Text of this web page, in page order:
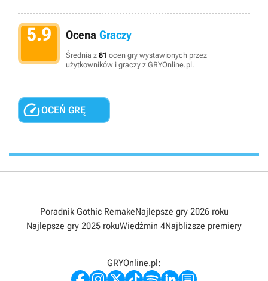
5.9 Ocena Graczy
Średnia z 81 ocen gry wystawionych przez
użytkowników i graczy z GRYOnline.pl.
OCEŃ GRĘ
Poradnik Gothic RemakeNajlepsze gry 2026 roku
Najlepsze gry 2025 rokuWiedźmin 4Najbliższe premiery
GRYOnline.pl: